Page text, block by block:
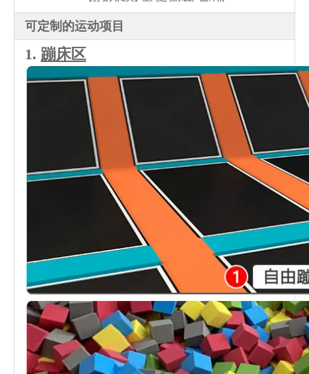
可定制的运动项目
1. 蹦床区